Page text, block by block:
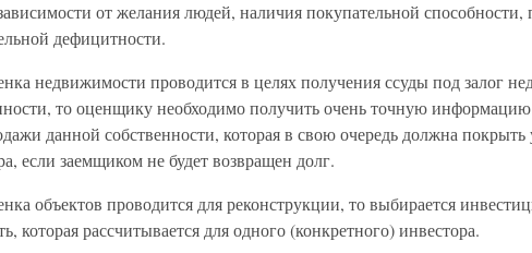
от желания людей, наличия покупательной способности,
дефицитности.
недвижимости проводится в целях получения ссуды под залог
то оценщику необходимо получить очень точную
данной собственности, которая в свою очередь должна покрыть
если заемщиком не будет возвращен долг.
объектов проводится для реконструкции, то выбирается
которая рассчитывается для одного (конкретного) инвестора.